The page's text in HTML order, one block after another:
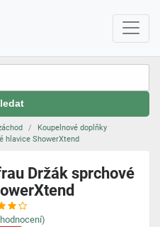
Koupelnové doplňky
hlavice ShowerXtend
Držák sprchové
hodnocení)